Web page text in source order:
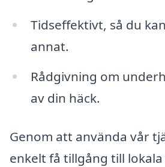
Tidseffektivt, så du
annat.
Rådgivning om
av din häck.
Genom att använda vår
enkelt få tillgång till